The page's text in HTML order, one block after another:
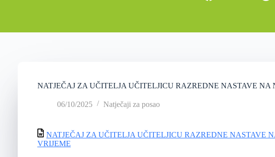
NATJEČAJ ZA UČITELJA UČITELJICU RAZREDNE NASTAVE
06/10/2025 Natječaji za posao
NATJEČAJ ZA UČITELJA UČITELJICU RAZREDNE NASTAVE
VRIJEME